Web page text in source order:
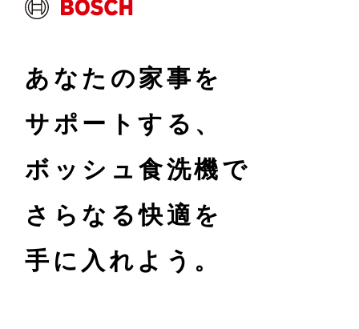
あなたの家事を
サポートする、
ボッシュ食洗機で
さらなる快適を
手に入れよう。